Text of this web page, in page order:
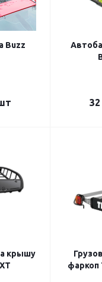
Buzz
32
крышу
фаркоп